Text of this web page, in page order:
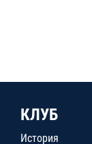
КЛУБ
История